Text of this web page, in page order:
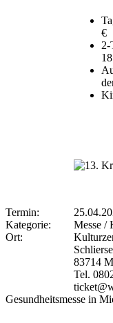
€
2-
Termin:
Kategorie:
Messe /
Ort:
83714
Tel.
Gesundheitsmesse in